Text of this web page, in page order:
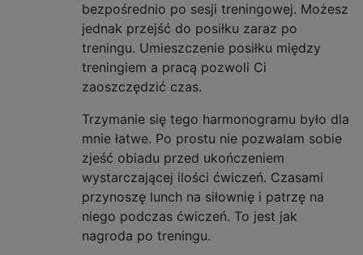
bezpośrednio po sesji treningowej. Możesz
jednak przejść do posiłku zaraz po
treningu. Umieszczenie posiłku między
treningiem a pracą pozwoli Ci
zaoszczędzić czas.
Trzymanie się tego harmonogramu było dla
mnie łatwe. Po prostu nie pozwalam sobie
zjeść obiadu przed ukończeniem
wystarczającej ilości ćwiczeń. Czasami
przynoszę lunch na siłownię i patrzę na
niego podczas ćwiczeń. To jest jak
nagroda po treningu.